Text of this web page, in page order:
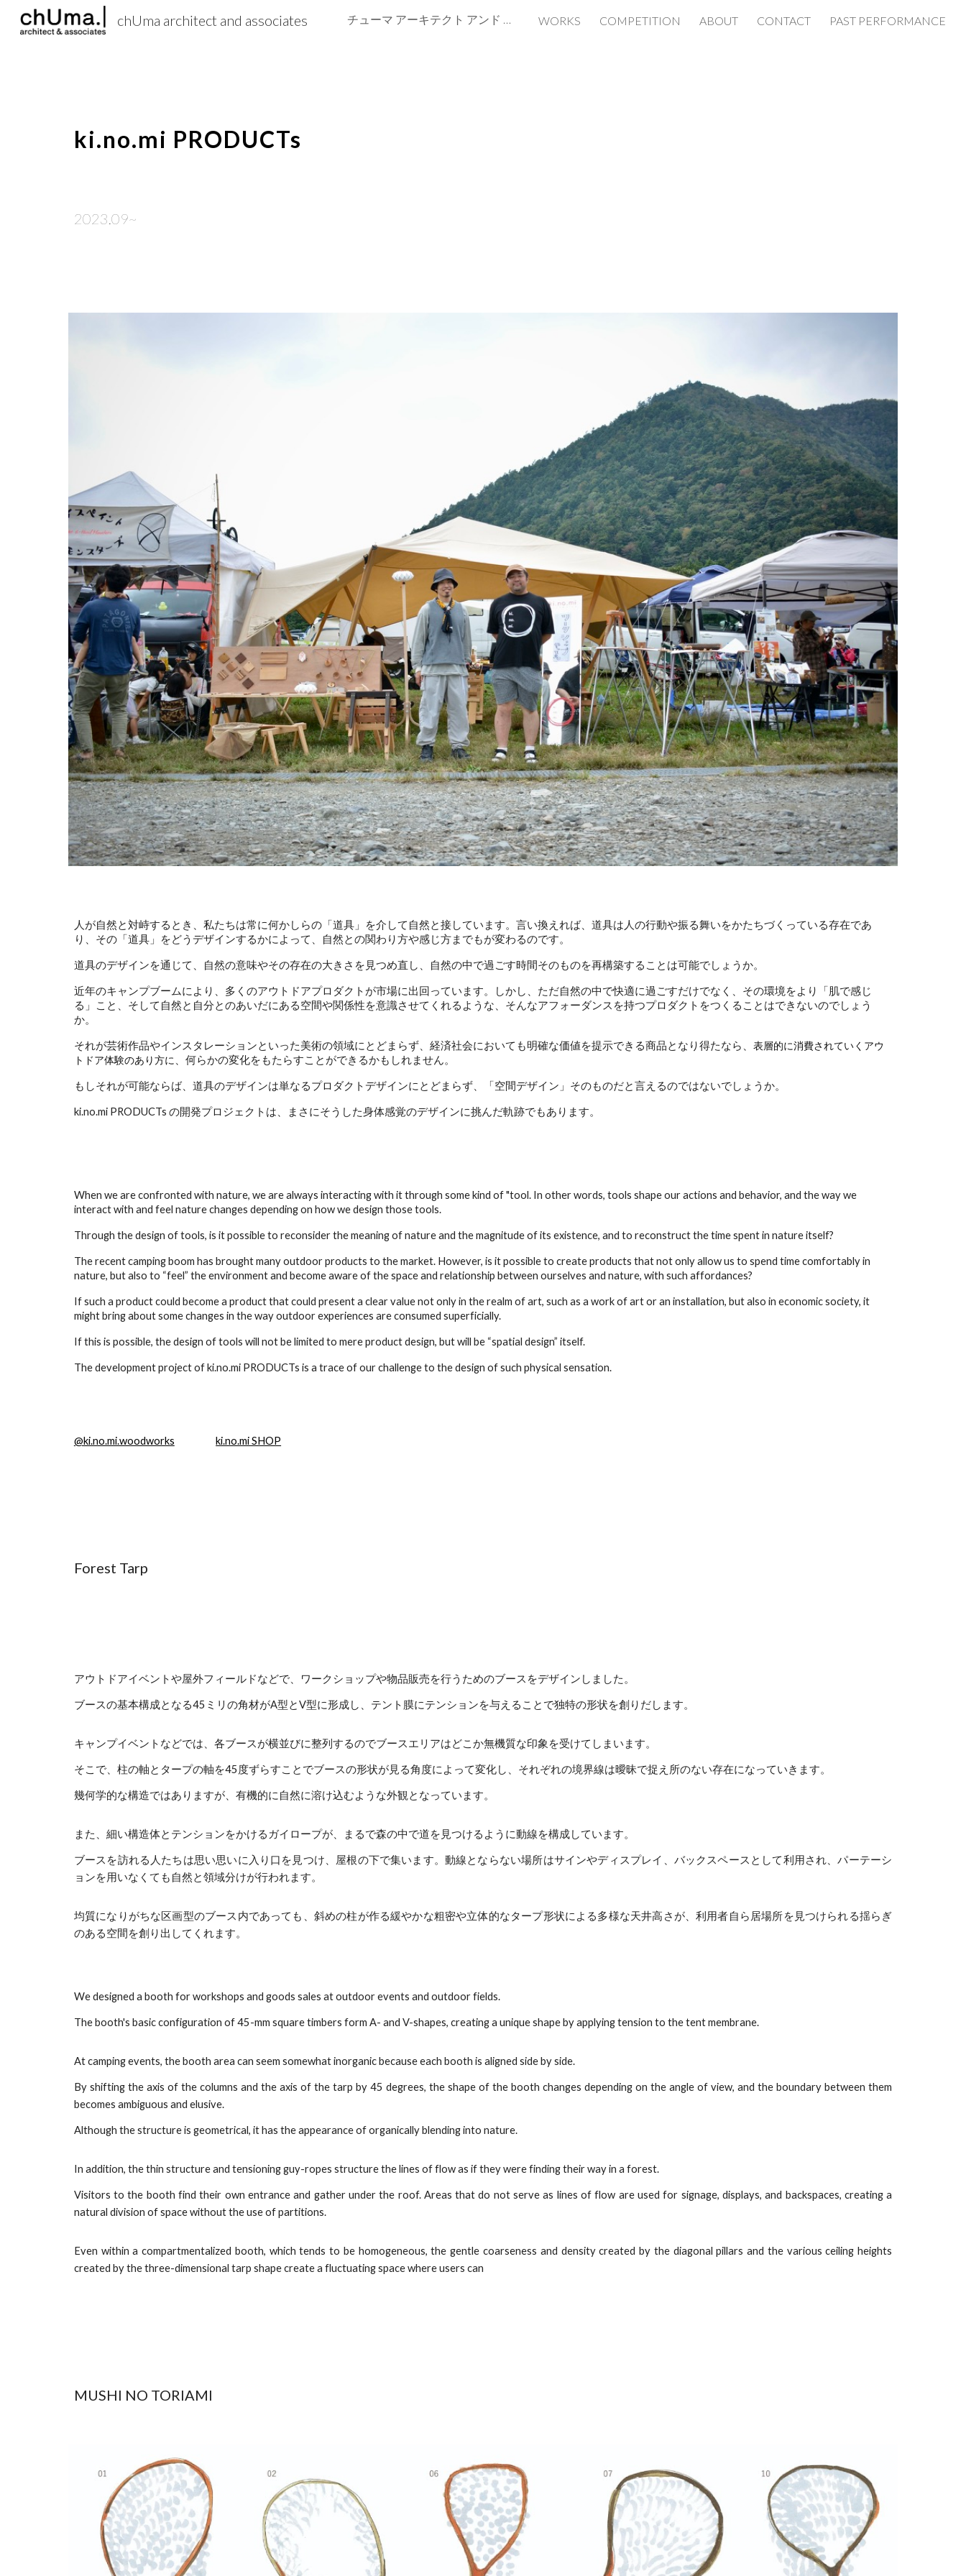
Skip to main content Skip to navigation
chUma architect and associates チューマ アーキテクト アンド アソシエイツ WORKS COMPETITION ABOUT CONTACT PAST PERFORMANCE
ki.no.mi PRODUCTs
2023.09~
人が自然と対峙するとき、私たちは常に何かしらの「道具」を介して自然と接しています。言い換えれば、道具は人の行動や振る舞いをかたちづくっている存在であ
り、その「道具」をどうデザインするかによって、自然との関わり方や感じ方までもが変わるのです。
道具のデザインを通じて、自然の意味やその存在の大きさを見つめ直し、自然の中で過ごす時間そのものを再構築することは可能でしょうか。
近年のキャンプブームにより、多くのアウトドアプロダクトが市場に出回っています。しかし、ただ自然の中で快適に過ごすだけでなく、その環境をより「肌で感じ
る」こと、そして自然と自分とのあいだにある空間や関係性を意識させてくれるような、そんなアフォーダンスを持つプロダクトをつくることはできないのでしょう
か。
それが芸術作品やインスタレーションといった美術の領域にとどまらず、経済社会においても明確な価値を提示できる商品となり得たなら、 表層的に消費されていくアウ
トドア体験のあり方に
、何らかの変化をもたらすことができるかもしれません。
もしそれが可能ならば、道具のデザインは単なるプロダクトデザインにとどまらず、「空間デザイン」そのものだと言えるのではないでしょうか。
ki.no.mi PRODUCTs の開発プロジェクトは、まさにそうした身体感覚のデザインに挑んだ軌跡でもあります。
When we are confronted with nature, we are always interacting with it through some kind of "tool. In other words, tools shape our actions and behavior, and the way we
interact with and feel nature changes depending on how we design those tools.
Through the design of tools, is it possible to reconsider the meaning of nature and the magnitude of its existence, and to reconstruct the time spent in nature itself?
The recent camping boom has brought many outdoor products to the market. However, is it possible to create products that not only allow us to spend time comfortably in
nature, but also to “feel” the environment and become aware of the space and relationship between ourselves and nature, with such affordances?
If such a product could become a product that could present a clear value not only in the realm of art, such as a work of art or an installation, but also in economic society, it
might bring about some changes in the way outdoor experiences are consumed superficially.
If this is possible, the design of tools will not be limited to mere product design, but will be “spatial design” itself.
The development project of ki.no.mi PRODUCTs is a trace of our challenge to the design of such physical sensation.
@ki.no.mi.woodworks ki.no.mi SHOP
Forest Tarp
アウトドアイベントや屋外フィールドなどで、ワークショップや物品販売を行うためのブースをデザインしました。
ブースの基本構成となる45ミリの角材がA型とV型に形成し、テント膜にテンションを与えることで独特の形状を創りだします。
キャンプイベントなどでは、各ブースが横並びに整列するのでブースエリアはどこか無機質な印象を受けてしまいます。
そこで、柱の軸とタープの軸を45度ずらすことでブースの形状が見る角度によって変化し、それぞれの境界線は曖昧で捉え所のない存在になっていきます。
幾何学的な構造ではありますが、有機的に自然に溶け込むような外観となっています。
また、細い構造体とテンションをかけるガイロープが、まるで森の中で道を見つけるように動線を構成しています。
ブースを訪れる人たちは思い思いに入り口を見つけ、屋根の下で集います。動線とならない場所はサインやディスプレイ、バックスペースとして利用され、パーテーシ
ョンを用いなくても自然と領域分けが行われます。
均質になりがちな区画型のブース内であっても、斜めの柱が作る緩やかな粗密や立体的なタープ形状による多様な天井高さが、利用者自ら居場所を見つけられる揺らぎ
のある空間を創り出してくれます。
We designed a booth for workshops and goods sales at outdoor events and outdoor fields.
The booth's basic configuration of 45-mm square timbers form A- and V-shapes, creating a unique shape by applying tension to the tent membrane.
At camping events, the booth area can seem somewhat inorganic because each booth is aligned side by side.
By shifting the axis of the columns and the axis of the tarp by 45 degrees, the shape of the booth changes depending on the angle of view, and the boundary between them
becomes ambiguous and elusive.
Although the structure is geometrical, it has the appearance of organically blending into nature.
In addition, the thin structure and tensioning guy-ropes structure the lines of flow as if they were finding their way in a forest.
Visitors to the booth find their own entrance and gather under the roof. Areas that do not serve as lines of flow are used for signage, displays, and backspaces, creating a
natural division of space without the use of partitions.
Even within a compartmentalized booth, which tends to be homogeneous, the gentle coarseness and density created by the diagonal pillars and the various ceiling heights
created by the three-dimensional tarp shape create a fluctuating space where users can
MUSHI NO TORIAMI